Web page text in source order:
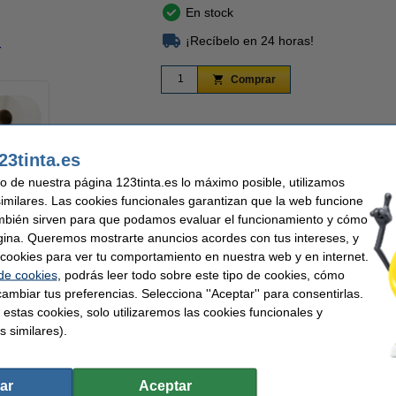
Ampliar
En stock
¡Recíbelo en 24 horas!
Comprar
y económica con las etiquetas de envío extragrandes FedEx 123tinta
incluyendo la dirección y la información de devolución. También puede
cada envío. Las etiquetas se adhieren firmemente y se retiran
reutilizar los materiales de embalaje.
para etiquetar paquetes y sobres para FedEx. Esto garantiza que cada
de nuestra página 123tinta.es lo máximo posible, utilizamos
Las cookies funcionales garantizan que la web funcione
sirven para que podamos evaluar el funcionamiento y cómo
Queremos mostrarte anuncios acordes con tus intereses, y
para ver tu comportamiento en nuestra web y en internet.
cookies, podrás leer todo sobre este tipo de cookies, cómo
tus preferencias. Selecciona ''Aceptar'' para consentirlas.
cookies, solo utilizaremos las cookies funcionales y
similares).
Aceptar